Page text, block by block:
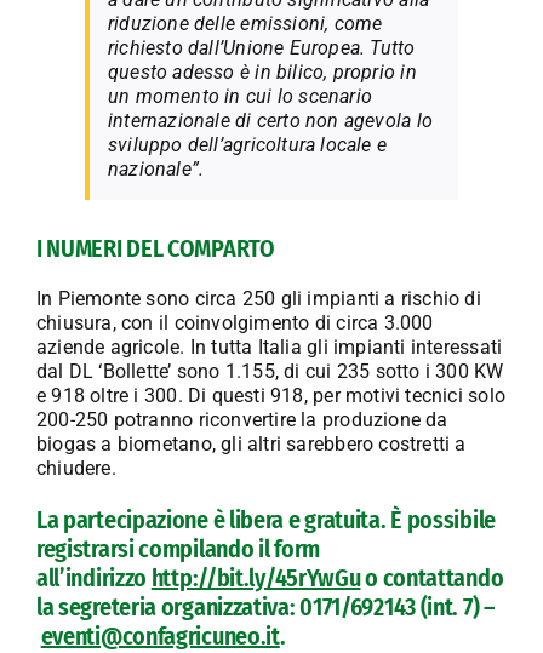
riduzione delle emissioni, come
richiesto dall’Unione Europea. Tutto
questo adesso è in bilico, proprio in
un momento in cui lo scenario
internazionale di certo non agevola lo
sviluppo dell’agricoltura locale e
nazionale”.
I NUMERI DEL COMPARTO
In Piemonte sono circa 250 gli impianti a rischio di
chiusura, con il coinvolgimento di circa 3.000
aziende agricole. In tutta Italia gli impianti interessati
dal DL ‘Bollette’ sono 1.155, di cui 235 sotto i 300 KW
e 918 oltre i 300. Di questi 918, per motivi tecnici solo
200-250 potranno riconvertire la produzione da
biogas a biometano, gli altri sarebbero costretti a
chiudere.
La partecipazione è libera e gratuita. È possibile
registrarsi compilando il form
all’indirizzo http://bit.ly/45rYwGuo contattando
la segreteria organizzativa: 0171/692143 (int. 7) –
eventi@confagricuneo.it.